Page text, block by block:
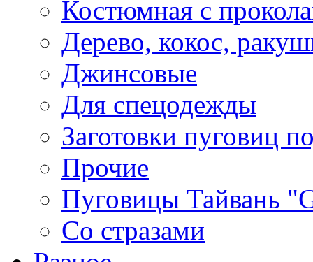
Костюмная с
Дерево, кокос,
Джинсовые
Для спецодежды
Заготовки пуговиц
Прочие
Пуговицы Тайвань
Со стразами